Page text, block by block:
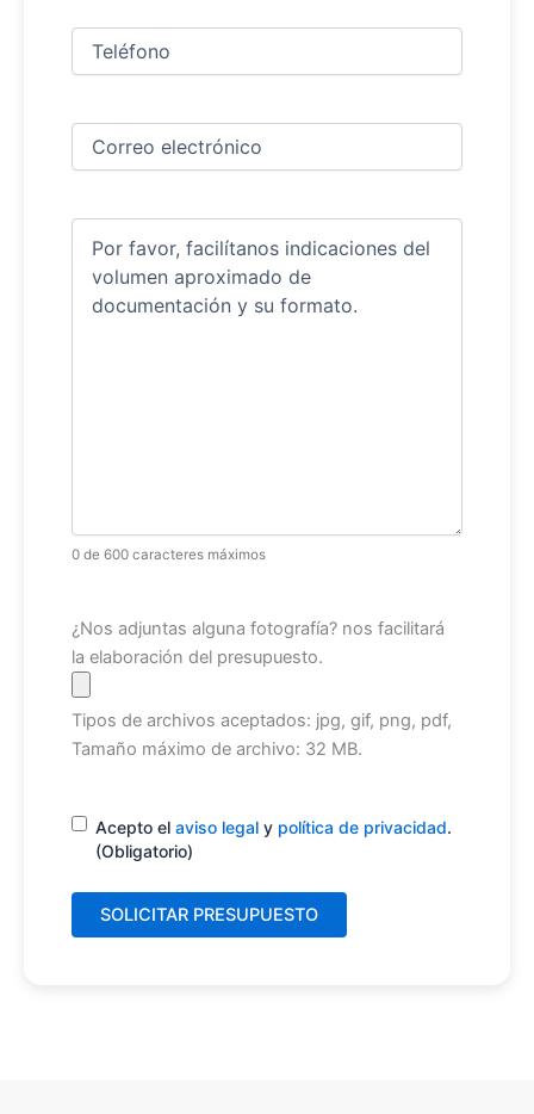
Teléfono
Correo
electrónico (Obligatorio)
Comentarios
0 de 600 caracteres máximos
Archivo
¿Nos adjuntas alguna fotografía? nos facilitará
la elaboración del presupuesto.
Tipos de archivos aceptados: jpg, gif, png, pdf,
Tamaño máximo de archivo: 32 MB.
Consentimiento(Obligatorio)
Acepto el aviso legal y política de privacidad.
(Obligatorio)